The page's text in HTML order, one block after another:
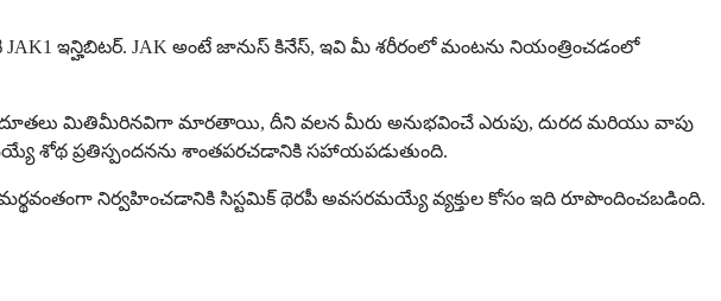
ఇన్హిబిటర్. JAK అంటే జానుస్ కినేస్, ఇవి మీ శరీరంలో మంటను నియంత్రించడంలో
ఈ దూతలు మితిమీరినవిగా మారతాయి, దీని వలన మీరు అనుభవించే ఎరుపు, దురద మరియు వాపు
శోథ ప్రతిస్పందనను శాంతపరచడానికి సహాయపడుతుంది.
నిర్వహించడానికి సిస్టమిక్ థెరపీ అవసరమయ్యే వ్యక్తుల కోసం ఇది రూపొందించబడింది.